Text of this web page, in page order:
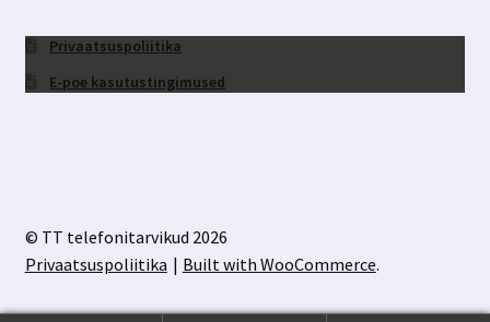
Privaatsuspoliitika
E-poe kasutustingimused
© TT telefonitarvikud 2026
Privaatsuspoliitika
Built with WooCommerce.